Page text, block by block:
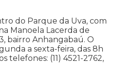
do Parque da Uva, com
Manoela Lacerda de
bairro Anhangabaú. O
a sexta-feira, das 8h
telefones: (11) 4521-2762,